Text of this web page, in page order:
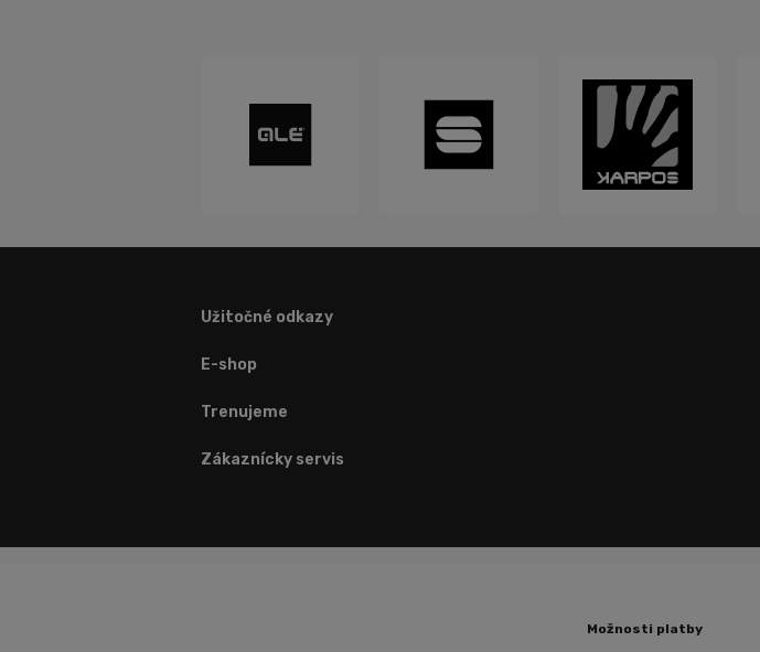
Užitočné odkazy
E-shop
Trenujeme
Zákaznícky servis
Možnosti platby